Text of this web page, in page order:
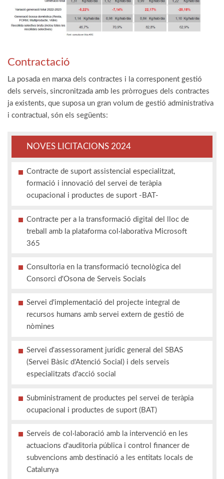
Contractació
La posada en marxa dels contractes i la corresponent gestió
dels serveis, sincronitzada amb les pròrrogues dels contractes
ja existents, que suposa un gran volum de gestió administrativa
i contractual, són els següents:
NOVES LICITACIONS 2024
Contracte de suport assistencial especialitzat,
formació i innovació del servei de teràpia
ocupacional i productes de suport -BAT-
Contracte per a la transformació digital del lloc de
treball amb la plataforma col·laborativa Microsoft
365
Consultoria en la transformació tecnològica del
Consorci d'Osona de Serveis Socials
Servei d'implementació del projecte integral de
recursos humans amb servei extern de gestió de
nòmines
Servei d'assessorament jurídic general del SBAS
(Servei Bàsic d'Atenció Social) i dels serveis
especialitzats d'acció social
Subministrament de productes pel servei de teràpia
ocupacional i productes de suport (BAT)
Serveis de col·laboració amb la intervenció en les
actuacions d'auditoria pública i control financer de
subvencions amb destinació a les entitats locals de
Catalunya